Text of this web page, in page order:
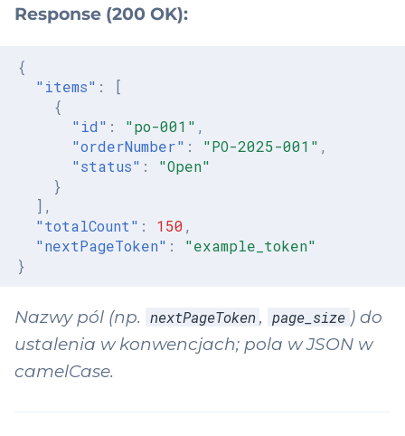
Response (200 OK):
{
"items" :
[
{
"id" : "po-001" ,
"orderNumber" : "PO-2025-001" ,
"status" :
"Open"
}
],
"totalCount" : 150,
"nextPageToken" :
"example_token"
}
Nazwy pól (np. nextPageToken , page_size ) do
ustalenia w konwencjach; pola w JSON w
camelCase.